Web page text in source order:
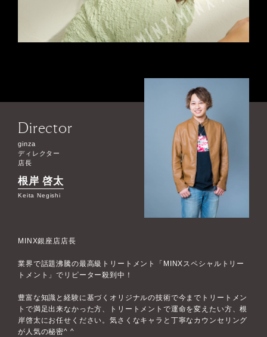
Director
ginza
ディレクター
店長
根岸 啓太
Keita Negishi
MINX銀座店店長
業界で話題沸騰の最高級トリートメント「MINXスペシャルトリー
トメント」でリピーター殺到中！
豊富な知識と経験に基づくオリジナルの技術で今までトリートメン
トで満足出来なかった方、トリートメントで運命を変えたい方、根
岸啓太にお任せください。気さくなキャラと丁寧なカウンセリング
が人気の秘密^ ^